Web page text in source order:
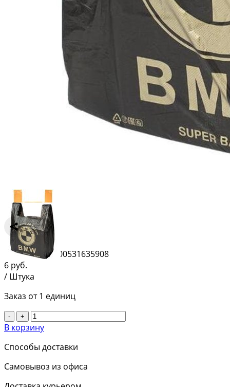
Сравнить
Штрихкод:2000531635908
6 руб.
/ Штука
Заказ от 1 единиц
- +
В корзину
Способы доставки
Самовывоз из офиса